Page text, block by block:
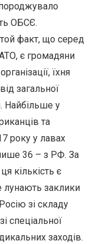
ОБСЄ.
факт, що серед
є громадяни
їхня
загальної
Найбільше у
та
року у лавах
36 – з РФ. За
кількість є
лунають заклики
зі складу
спеціальної
заходів.